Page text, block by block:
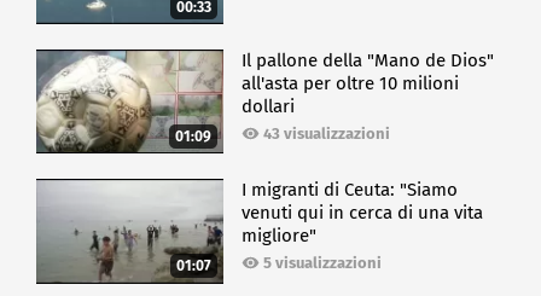
00:33
01:09
Il pallone della "Mano de Dios"
all'asta per oltre 10 milioni
dollari
43 visualizzazioni
01:07
I migranti di Ceuta: "Siamo
venuti qui in cerca di una vita
migliore"
5 visualizzazioni